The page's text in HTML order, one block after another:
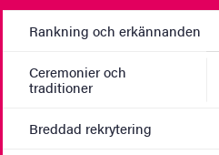
Rankning och erkännanden
Ceremonier och
traditioner
Breddad rekrytering